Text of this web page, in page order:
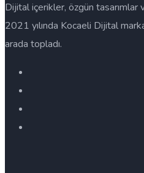
Dijital içerikler, özgün
2021 yılında Kocaeli Dijital
arada topladı.